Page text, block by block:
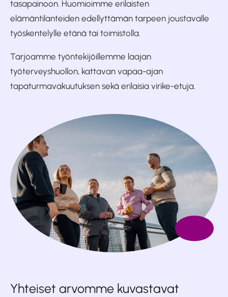
tasapainoon. Huomioimme erilaisten
elämäntilanteiden edellyttämän tarpeen joustavalle
työskentelylle etänä tai toimistolla.
Tarjoamme työntekijöillemme laajan
työterveyshuollon, kattavan vapaa-ajan
tapaturmavakuutuksen sekä erilaisia virike-etuja.
Yhteiset arvomme kuvastavat